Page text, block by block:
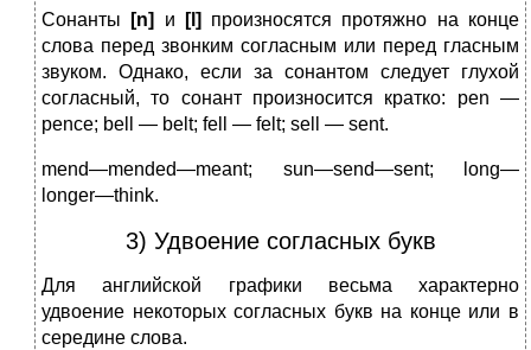
Сонанты [n] и [l] произносятся протяжно на конце
слова пе­ред звонким согласным или перед гласным
звуком. Однако, если за сонантом следует глухой
согласный, то сонант произносится кратко: реn —
реnсе; bell — belt; fell — felt; sell — sent.
mend—mended—meant; sun—send—sent; long—
longer—think.
3) Удвоение согласных букв
Для английской графики весьма характерно
удвоение неко­торых согласных букв на конце или в
середине слова.